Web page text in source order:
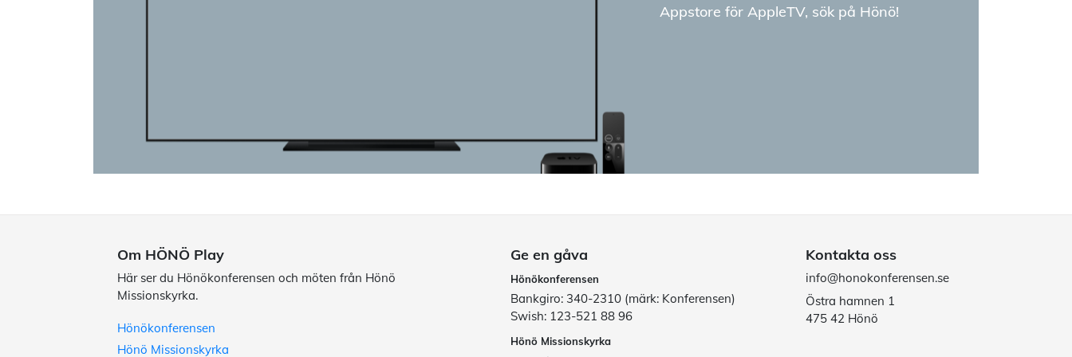
Appstore för AppleTV, sök på Hönö!
Om HÖNÖ Play
Här ser du Hönökonferensen och möten från Hönö
Missionskyrka.
Hönökonferensen
Hönö Missionskyrka
Ge en gåva
Hönökonferensen
Bankgiro: 340-2310 (märk: Konferensen)
Swish: 123-521 88 96
Hönö Missionskyrka
Kontakta oss
info@honokonferensen.se
Östra hamnen 1
475 42 Hönö